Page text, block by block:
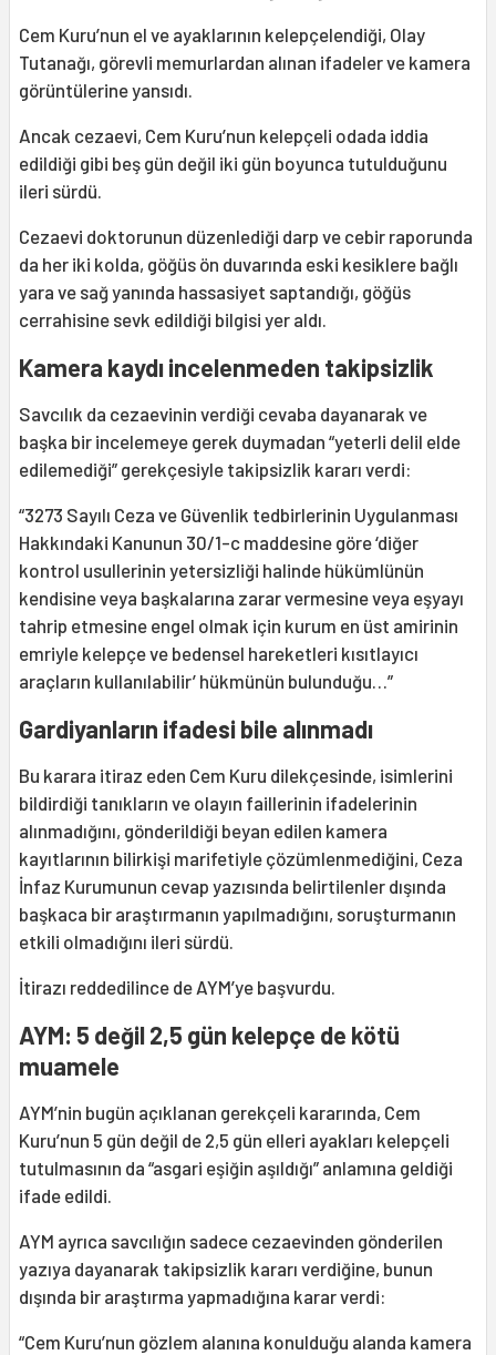
Cem Kuru’nun el ve ayaklarının kelepçelendiği, Olay
Tutanağı, görevli memurlardan alınan ifadeler ve kamera
görüntülerine yansıdı.
Ancak cezaevi, Cem Kuru’nun kelepçeli odada iddia
edildiği gibi beş gün değil iki gün boyunca tutulduğunu
ileri sürdü.
Cezaevi doktorunun düzenlediği darp ve cebir raporunda
da her iki kolda, göğüs ön duvarında eski kesiklere bağlı
yara ve sağ yanında hassasiyet saptandığı, göğüs
cerrahisine sevk edildiği bilgisi yer aldı.
Kamera kaydı incelenmeden takipsizlik
Savcılık da cezaevinin verdiği cevaba dayanarak ve
başka bir incelemeye gerek duymadan “yeterli delil elde
edilemediği” gerekçesiyle takipsizlik kararı verdi:
“3273 Sayılı Ceza ve Güvenlik tedbirlerinin Uygulanması
Hakkındaki Kanunun 30/1-c maddesine göre ‘diğer
kontrol usullerinin yetersizliği halinde hükümlünün
kendisine veya başkalarına zarar vermesine veya eşyayı
tahrip etmesine engel olmak için kurum en üst amirinin
emriyle kelepçe ve bedensel hareketleri kısıtlayıcı
araçların kullanılabilir’ hükmünün bulunduğu…”
Gardiyanların ifadesi bile alınmadı
Bu karara itiraz eden Cem Kuru dilekçesinde, isimlerini
bildirdiği tanıkların ve olayın faillerinin ifadelerinin
alınmadığını, gönderildiği beyan edilen kamera
kayıtlarının bilirkişi marifetiyle çözümlenmediğini, Ceza
İnfaz Kurumunun cevap yazısında belirtilenler dışında
başkaca bir araştırmanın yapılmadığını, soruşturmanın
etkili olmadığını ileri sürdü.
İtirazı reddedilince de AYM’ye başvurdu.
AYM: 5 değil 2,5 gün kelepçe de kötü
muamele
AYM’nin bugün açıklanan gerekçeli kararında, Cem
Kuru’nun 5 gün değil de 2,5 gün elleri ayakları kelepçeli
tutulmasının da “asgari eşiğin aşıldığı” anlamına geldiği
ifade edildi.
AYM ayrıca savcılığın sadece cezaevinden gönderilen
yazıya dayanarak takipsizlik kararı verdiğine, bunun
dışında bir araştırma yapmadığına karar verdi:
“Cem Kuru’nun gözlem alanına konulduğu alanda kamera